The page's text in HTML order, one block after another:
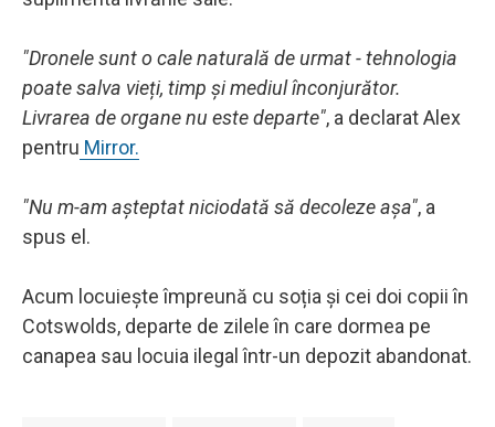
"Dronele sunt o cale naturală de urmat - tehnologia
poate salva vieți, timp și mediul înconjurător.
Livrarea de organe nu este departe", a declarat Alex
pentru Mirror.
"Nu m-am așteptat niciodată să decoleze așa", a
spus el.
Acum locuiește împreună cu soția și cei doi copii în
Cotswolds, departe de zilele în care dormea pe
canapea sau locuia ilegal într-un depozit abandonat.